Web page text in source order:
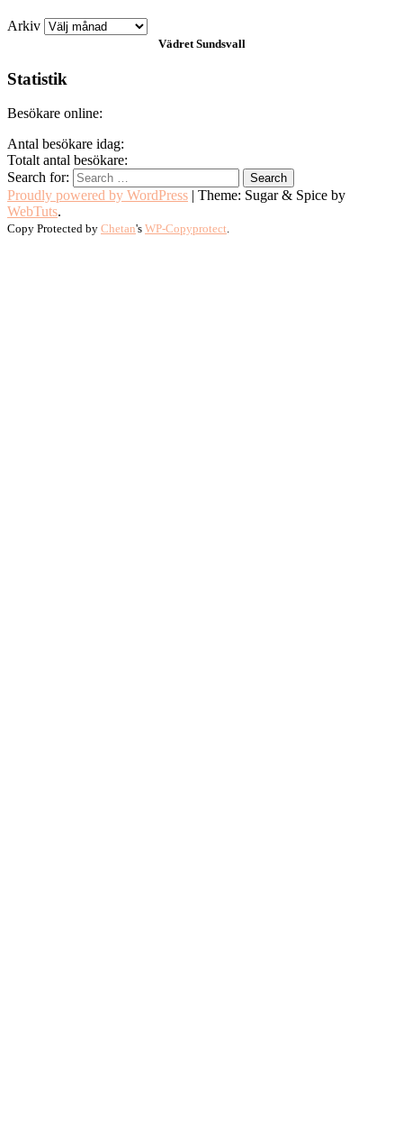
Arkiv
VädretSundsvall
Statistik
Besökare online:
Antal besökare idag:
Totalt antal besökare:
Search for:
Proudly powered by WordPress | Theme: Sugar & Spice by
WebTuts.
Copy Protected by Chetan's WP-Copyprotect.